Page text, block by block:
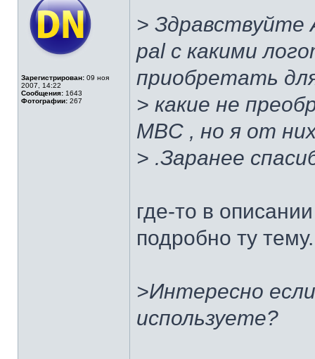
Зарегистрирован: 09 ноя
2007, 14:22
Сообщения: 1643
Фотографии: 267
> Здравствуйте
pal с какими
приобретать
> какие не
MBC , но я от
> .Заранее
где-то в
подробно ту
>Интересно
используете?